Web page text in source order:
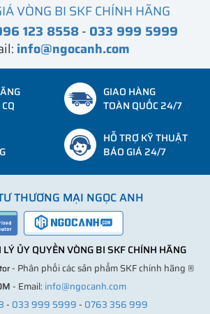
VÒNG BI SKF CHÍNH HÃNG
123 8558- 033 999 5999
info@ngocanh.com
GIAO HÀNG
TOÀN QUỐC 24/7
HỖ TRỢ KỸ THUẬT
BÁO GIÁ 24/7
THƯƠNG MẠI NGỌC ANH
ỦY QUYỀN VÒNG BI SKF CHÍNH HÃNG
- Phân phối các sản phẩm SKF chính hãng ®
- Email: info@ngocanh.com
- 033 999 5999- 0763 356 999